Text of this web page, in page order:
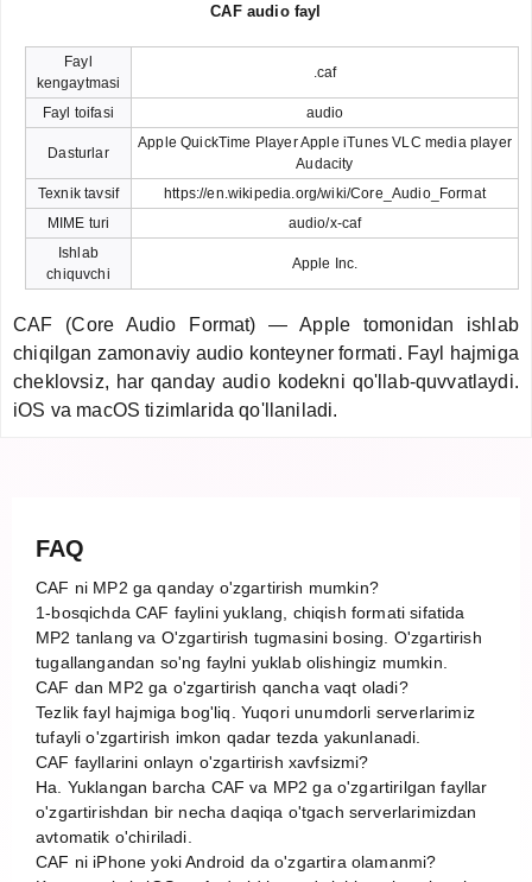
CAF audio fayl
Fayl
kengaytmasi
.caf
Fayl toifasi audio
Dasturlar
Apple QuickTime Player Apple iTunes VLC media player
Audacity
Texnik tavsif
https://en.wikipedia.org/wiki/Core_Audio_Format
MIME turi
audio/x-caf
Ishlab
chiquvchi
Apple Inc.
CAF (Core Audio Format) — Apple tomonidan ishlab
chiqilgan zamonaviy audio konteyner formati. Fayl hajmiga
cheklovsiz, har qanday audio kodekni qo'llab-quvvatlaydi.
iOS va macOS tizimlarida qo'llaniladi.
FAQ
CAF ni MP2 ga qanday o'zgartirish mumkin?
1-bosqichda CAF faylini yuklang, chiqish formati sifatida
MP2 tanlang va O'zgartirish tugmasini bosing. O'zgartirish
tugallangandan so'ng faylni yuklab olishingiz mumkin.
CAF dan MP2 ga o'zgartirish qancha vaqt oladi?
Tezlik fayl hajmiga bog'liq. Yuqori unumdorli serverlarimiz
tufayli o'zgartirish imkon qadar tezda yakunlanadi.
CAF fayllarini onlayn o'zgartirish xavfsizmi?
Ha. Yuklangan barcha CAF va MP2 ga o'zgartirilgan fayllar
o'zgartirishdan bir necha daqiqa o'tgach serverlarimizdan
avtomatik o'chiriladi.
CAF ni iPhone yoki Android da o'zgartira olamanmi?